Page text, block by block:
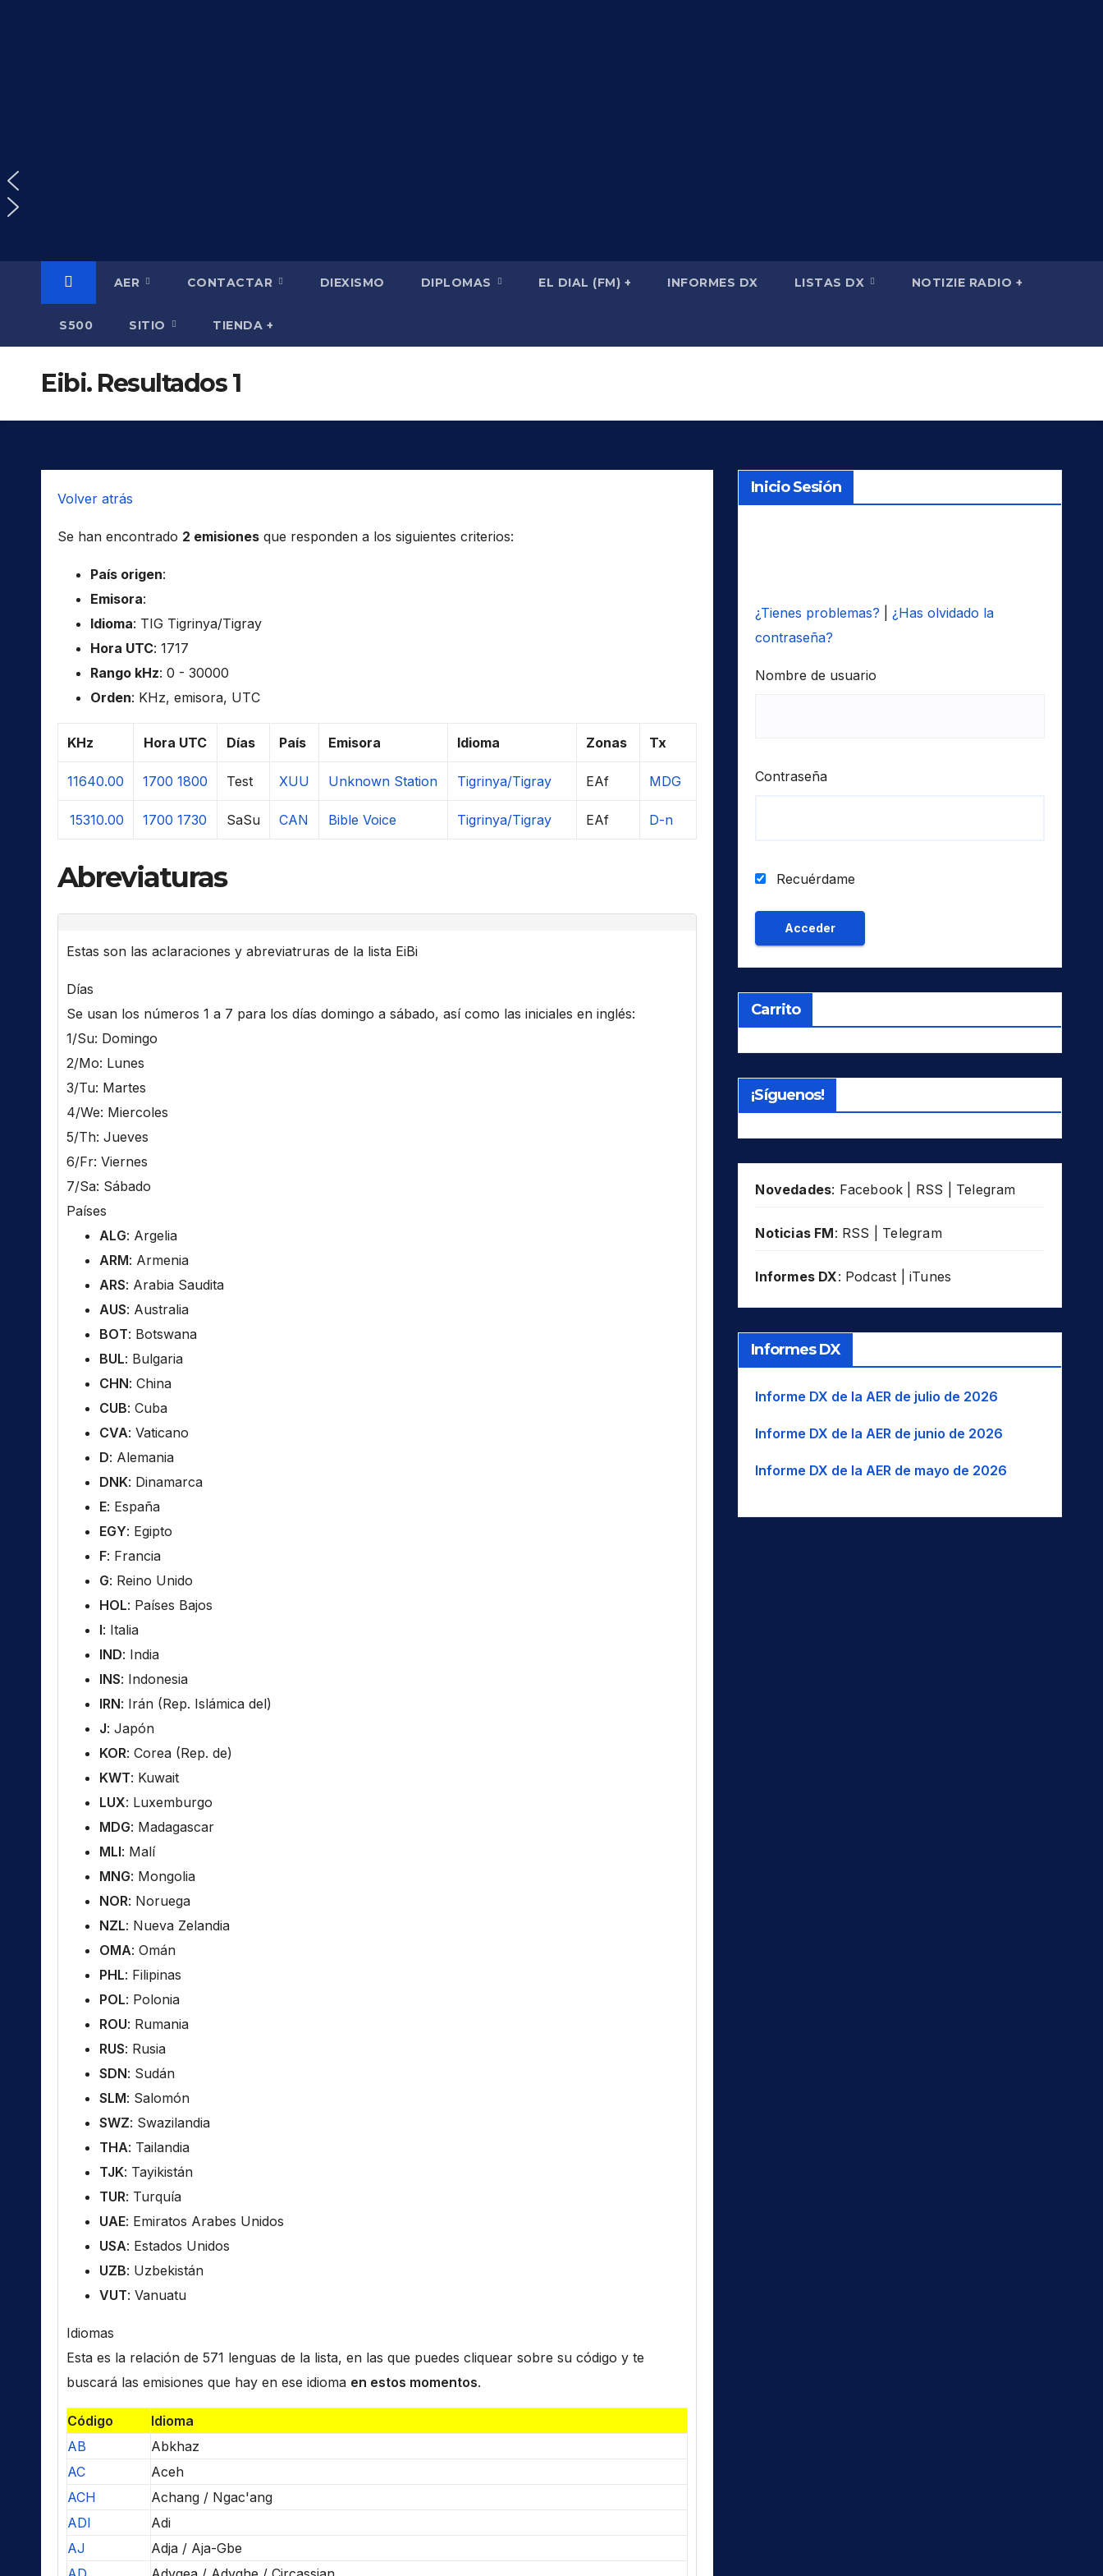
AER CONTACTAR DIEXISMO DIPLOMAS EL DIAL (FM) + INFORMES DX LISTAS DX NOTIZIE RADIO +
S500 SITIO TIENDA +
Eibi. Resultados 1
Volver atrás
Se han encontrado 2 emisiones que responden a los siguientes criterios:
País origen:
Emisora:
Idioma: TIG Tigrinya/Tigray
Hora UTC: 1717
Rango kHz: 0 - 30000
Orden: KHz, emisora, UTC
KHz Hora UTC Días País Emisora Idioma Zonas Tx
11640.00 1700 1800 Test XUU Unknown Station Tigrinya/Tigray EAf MDG
15310.00 1700 1730 SaSu CAN Bible Voice Tigrinya/Tigray EAf D-n
Abreviaturas
Estas son las aclaraciones y abreviatruras de la lista EiBi
Días
Se usan los números 1 a 7 para los días domingo a sábado, así como las iniciales en inglés:
1/Su: Domingo
2/Mo: Lunes
3/Tu: Martes
4/We: Miercoles
5/Th: Jueves
6/Fr: Viernes
7/Sa: Sábado
Países
ALG: Argelia
ARM: Armenia
ARS: Arabia Saudita
AUS: Australia
BOT: Botswana
BUL: Bulgaria
CHN: China
CUB: Cuba
CVA: Vaticano
D: Alemania
DNK: Dinamarca
E: España
EGY: Egipto
F: Francia
G: Reino Unido
HOL: Países Bajos
I: Italia
IND: India
INS: Indonesia
IRN: Irán (Rep. Islámica del)
J: Japón
KOR: Corea (Rep. de)
KWT: Kuwait
LUX: Luxemburgo
MDG: Madagascar
MLI: Malí
MNG: Mongolia
NOR: Noruega
NZL: Nueva Zelandia
OMA: Omán
PHL: Filipinas
POL: Polonia
ROU: Rumania
RUS: Rusia
SDN: Sudán
SLM: Salomón
SWZ: Swazilandia
THA: Tailandia
TJK: Tayikistán
TUR: Turquía
UAE: Emiratos Arabes Unidos
USA: Estados Unidos
UZB: Uzbekistán
VUT: Vanuatu
Idiomas
Esta es la relación de 571 lenguas de la lista, en las que puedes cliquear sobre su código y te
buscará las emisiones que hay en ese idioma en estos momentos.
Código
Idioma
AB
Abkhaz
AC
Aceh
ACH
Achang / Ngac'ang
ADI
Adi
AJ
Adja / Aja-Gbe
Inicio Sesión
¿Tienes problemas?
¿Has olvidado la
contraseña?
Nombre de usuario
Contraseña
Recuérdame
Carrito
¡Síguenos!
Novedades: Facebook RSS Telegram
Noticias FM: RSS Telegram
Informes DX: Podcast iTunes
Informes DX
Informe DX de la AER de julio de 2026
Informe DX de la AER de junio de 2026
Informe DX de la AER de mayo de 2026